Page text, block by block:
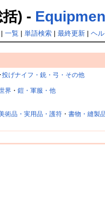
) -
| 一覧| 単語検索| 最終更新| ヘ
･投げナイフ・銃・弓・その他
界 ・鎧・軍服・他
術品・実用品・護符 ・書物・縫製